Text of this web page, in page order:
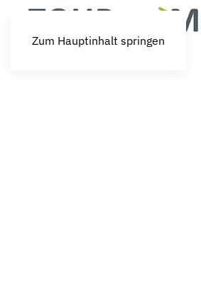
Zum Hauptinhalt springen